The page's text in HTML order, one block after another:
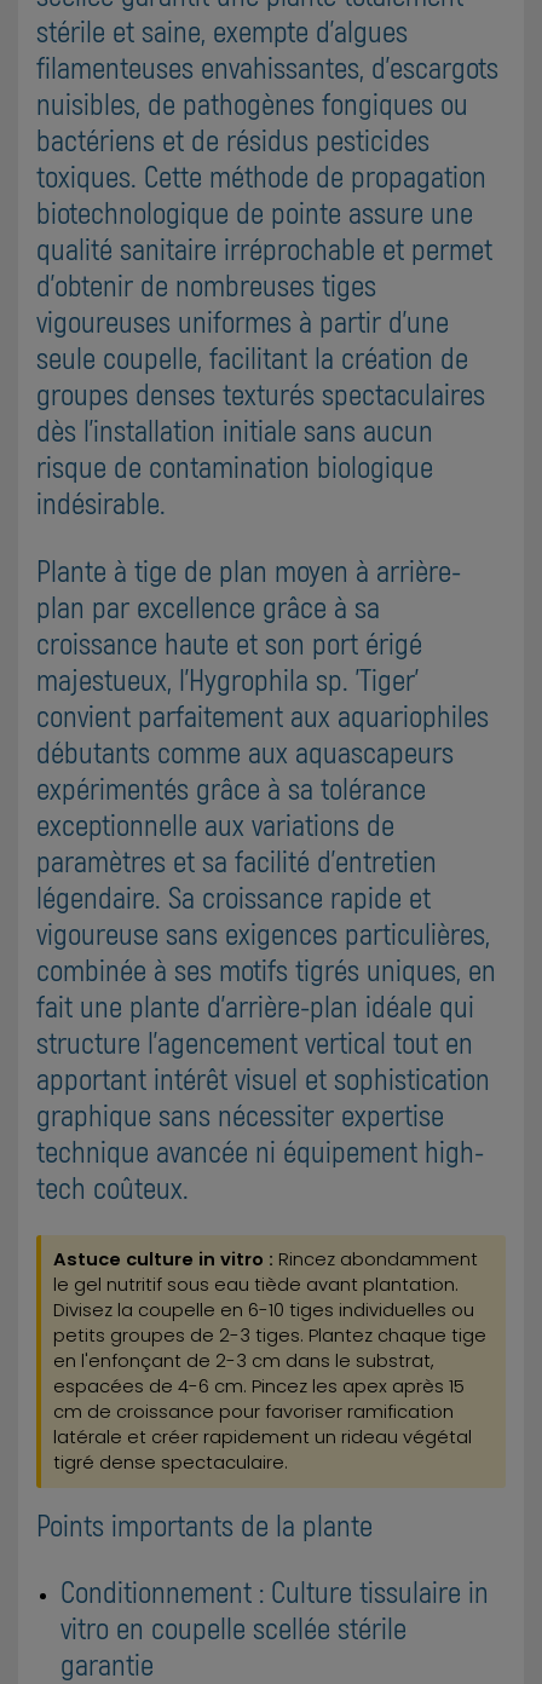
stérile et saine, exempte d'algues
filamenteuses envahissantes, d'escargots
nuisibles, de pathogènes fongiques ou
bactériens et de résidus pesticides
toxiques. Cette méthode de propagation
biotechnologique de pointe assure une
qualité sanitaire irréprochable et permet
d'obtenir de nombreuses tiges
vigoureuses uniformes à partir d'une
seule coupelle, facilitant la création de
groupes denses texturés spectaculaires
dès l'installation initiale sans aucun
risque de contamination biologique
indésirable.
Plante à tige de plan moyen à arrière-
plan par excellence grâce à sa
croissance haute et son port érigé
majestueux, l'Hygrophila sp. 'Tiger'
convient parfaitement aux aquariophiles
débutants comme aux aquascapeurs
expérimentés grâce à sa tolérance
exceptionnelle aux variations de
paramètres et sa facilité d'entretien
légendaire. Sa croissance rapide et
vigoureuse sans exigences particulières,
combinée à ses motifs tigrés uniques, en
fait une plante d'arrière-plan idéale qui
structure l'agencement vertical tout en
apportant intérêt visuel et sophistication
graphique sans nécessiter expertise
technique avancée ni équipement high-
tech coûteux.
Astuce culture in vitro : Rincez abondamment
le gel nutritif sous eau tiède avant plantation.
Divisez la coupelle en 6-10 tiges individuelles ou
petits groupes de 2-3 tiges. Plantez chaque tige
en l'enfonçant de 2-3 cm dans le substrat,
espacées de 4-6 cm. Pincez les apex après 15
cm de croissance pour favoriser ramification
latérale et créer rapidement un rideau végétal
tigré dense spectaculaire.
Points importants de la plante
Conditionnement : Culture tissulaire in
vitro en coupelle scellée stérile
garantie